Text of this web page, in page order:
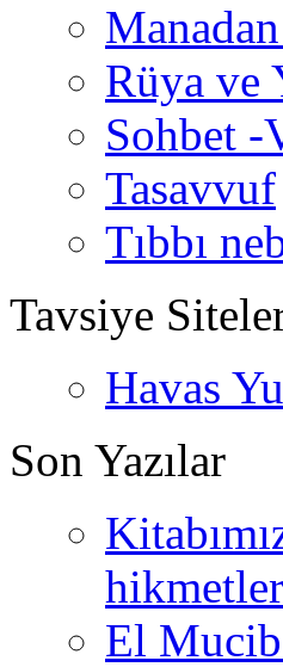
Rüya ve
Sohbet -
Tasavvuf
Tıbbı
Tavsiye
Havas
Son Yazılar
hikmetler
El Mucib